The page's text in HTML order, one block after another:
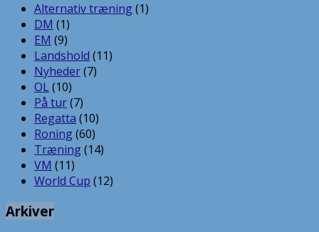
Alternativ træning(1)
DM (1)
EM (9)
Landshold (11)
Nyheder(7)
OL(10)
På tur(7)
Regatta (10)
Roning(60)
Træning(14)
VM (11)
World Cup (12)
Arkiver